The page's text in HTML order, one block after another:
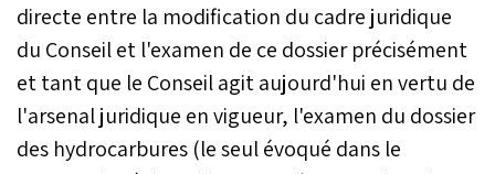
directe entre la modification du cadre juridique
du Conseil et l'examen de ce dossier précisément
et tant que le Conseil agit aujourd'hui en vertu de
l'arsenal juridique en vigueur, l'examen du dossier
des hydrocarbures (le seul évoqué dans le